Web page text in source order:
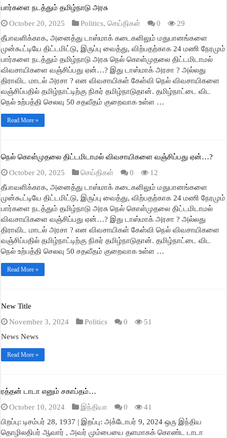
பார்களை நடத்தும் தமிழ்நாடு அரசு
October 20, 2025
Politics,செய்திகள் 0
29
தீபாவளிக்காக, அனைத்து டாஸ்மாக் கடைகளிலும் மதுபானங்களை
முன்கூட்டியே திட்டமிட்டு, இருப்பு வைத்து, விற்பதற்காக 24 மணி நேரமும்
பார்களை நடத்தும் தமிழ்நாடு அரசு நெல் கொள்முதலை திட்டமிடாமல்
விவசாயிகளை வஞ்சிப்பது ஏன்…? இது டாஸ்மாக் அரசா ? அல்லது
திராவிட மாடல் அரசா ? என விவசாயிகள் கேள்வி நெல் விவசாயிகளை
வஞ்சிப்பதில் தமிழ்நாட்டிற்கு நிகர் தமிழ்நாடுதான். தமிழ்நாட்டை விட
நெல் உற்பத்தி செலவு 50 சதவீதம் குறைவாக உள்ள …
Read More »
நெல் கொள்முதலை திட்டமிடாமல் விவசாயிகளை வஞ்சிப்பது ஏன்…?
October 20, 2025
செய்திகள் 0
12
தீபாவளிக்காக, அனைத்து டாஸ்மாக் கடைகளிலும் மதுபானங்களை
முன்கூட்டியே திட்டமிட்டு, இருப்பு வைத்து, விற்பதற்காக 24 மணி நேரமும்
பார்களை நடத்தும் தமிழ்நாடு அரசு நெல் கொள்முதலை திட்டமிடாமல்
விவசாயிகளை வஞ்சிப்பது ஏன்…? இது டாஸ்மாக் அரசா ? அல்லது
திராவிட மாடல் அரசா ? என விவசாயிகள் கேள்வி நெல் விவசாயிகளை
வஞ்சிப்பதில் தமிழ்நாட்டிற்கு நிகர் தமிழ்நாடுதான். தமிழ்நாட்டை விட
நெல் உற்பத்தி செலவு 50 சதவீதம் குறைவாக உள்ள …
Read More »
New Title
November 3, 2024
Politics 0
51
News News
Read More »
ரத்தன் டாடா எனும் சகாப்தம்…
October 10, 2024
இந்தியா 0
41
பிறப்பு: டிசம்பர் 28, 1937 | இறப்பு: அக்டோபர் 9, 2024 ஒரு இந்திய
தொழிலதிபர் ஆவார் , அவர் மும்பையை தளமாகக் கொண்ட டாடா